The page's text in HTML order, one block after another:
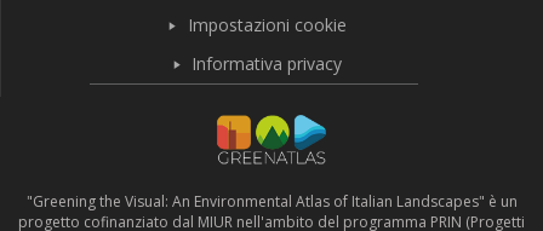
Impostazioni cookie
Informativa privacy
"Greening the Visual: An Environmental Atlas of Italian Landscapes" è un
progetto cofinanziato dal MIUR nell'ambito del programma PRIN (Progetti